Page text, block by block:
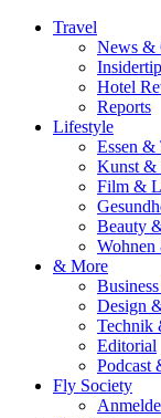
Travel
News &
Hotel
Reports
Lifestyle
Essen &
Kunst &
Film &
Beauty
Wohnen
& More
Design
Technik
Editorial
Podcast
Fly Society